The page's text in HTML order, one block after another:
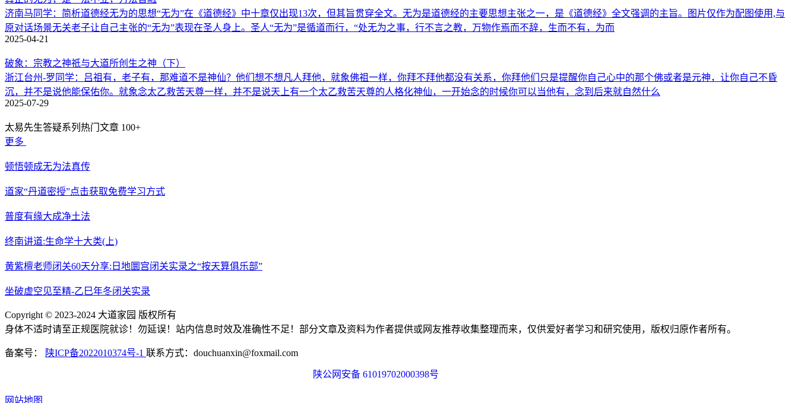
济南马同学：简析道德经无为的思想“无为”在《道德经》中十章仅出现13次，但其旨贯穿全文。无为是道德经的主要思想主张之一，是《道德经》全文强调的主旨。图片仅作为配图使用,与
原对话场景无关老子让自己主张的“无为”表现在圣人身上。圣人“无为”是循道而行，“处无为之事，行不言之教，万物作焉而不辞，生而不有，为而
2025-04-21
破象：宗教之神祇与大道所创生之神（下）
浙江台州-罗同学：吕祖有，老子有，那难道不是神仙？他们想不想凡人拜他，就象佛祖一样，你拜不拜他都没有关系，你拜他们只是提醒你自己心中的那个佛或者是元神，让你自己不昏
沉，并不是说他能保佑你。就象念太乙救苦天尊一样，并不是说天上有一个太乙救苦天尊的人格化神仙，一开始念的时候你可以当他有，念到后来就自然什么
2025-07-29
太易先生答疑系列热门文章 100+
更多
顿悟顿成无为法真传
道家“丹道密授”点击获取免费学习方式
普度有缘大成净土法
终南讲道:生命学十大类(上)
黄紫檀老师闭关60天分享:日地圜宫闭关实录之“按天算俱乐部”
坐破虚空见至精-乙巳年冬闭关实录
Copyright © 2023-2024 大道家园 版权所有
身体不适时请至正规医院就诊！勿延误！站内信息时效及准确性不足！部分文章及资料为作者提供或网友推荐收集整理而来，仅供爱好者学习和研究使用，版权归原作者所有。
备案号： 陕ICP备2022010374号-1 联系方式：douchuanxin@foxmail.com
陕公网安备 61019702000398号
网站地图